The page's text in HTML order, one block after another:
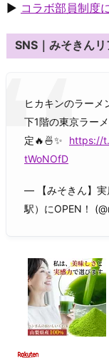
▶ コラボ部員制度
SNS｜みそきん
ヒカキンのラーメ
下1階の東京ラー
定🔥🍜✨
https://
tWoNOfD
— 【みそきん】実
駅）にOPEN！